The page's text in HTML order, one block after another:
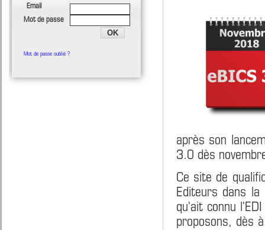
après son
3.0 dès
Ce site de
Editeurs dans
qu'ait connu
proposons, dès